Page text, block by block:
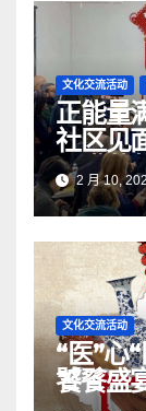
文化交流活动
正能量
社区见
圆满落
2 月 10,
文化交流活动
“医”心
饕餮盛